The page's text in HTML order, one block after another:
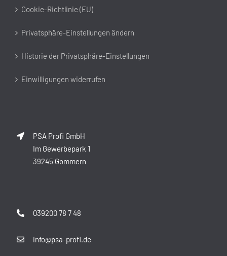
Cookie-Richtlinie (EU)
Privatsphäre-Einstellungen ändern
Historie der Privatsphäre-Einstellungen
Einwilligungen widerrufen
PSA Profi GmbH
Im Gewerbepark 1
39245 Gommern
039200 78 7 48
info@psa-profi.de